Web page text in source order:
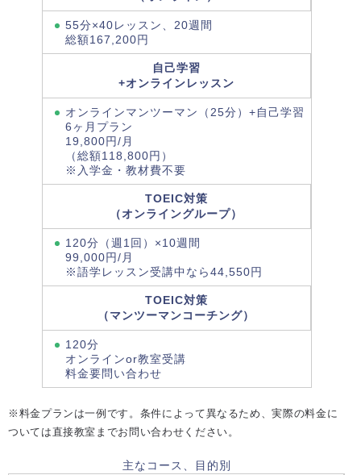
55分×40レッスン、20週間
総額167,200円
自己学習
+オンラインレッスン
オンラインマンツーマン（25分）+自己学習
6ヶ月プラン
19,800円/月
（総額118,800円）
※入学金・教材費不要
TOEIC対策
（オンライングループ）
120分（週1回）×10週間
99,000円/月
※語学レッスン受講中なら44,550円
TOEIC対策
（マンツーマンコーチング）
120分
オンラインor教室受講
料金要問い合わせ
※料金プランは一例です。条件によって異なるため、実際の料金に
ついては直接教室までお問い合わせください。
主なコース、目的別